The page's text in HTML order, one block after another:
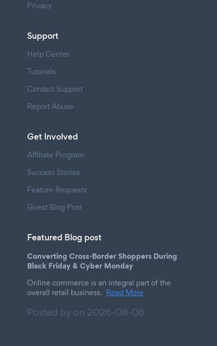
Privacy
Support
Help Center
Tutorials
Contact Support
Report Abuse
Get Involved
Affiliate Program
Success Stories
Feature Requests
Guest Blog Post
Featured Blog post
Converting Cross-Border Shoppers During
Black Friday & Cyber Monday
Online commerce is an integral part of the
overall retail business. Read More
Posted by on 2026-08-06